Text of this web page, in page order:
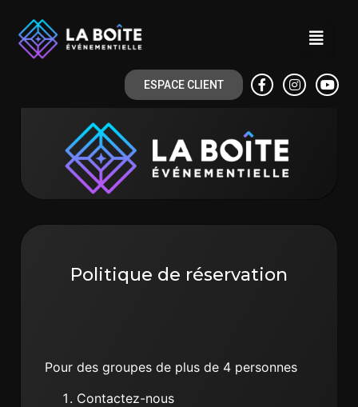
ESPACE CLIENT
Politique de réservation
Pour des groupes de plus de 4 personnes
Contactez-nous